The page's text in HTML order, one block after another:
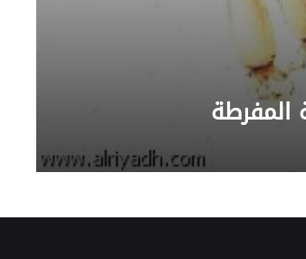
المفرطة